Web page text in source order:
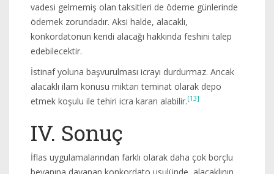
vadesi gelmemiş olan taksitleri de ödeme günlerinde
ödemek zorundadır. Aksi halde, alacaklı,
konkordatonun kendi alacağı hakkında feshini talep
edebilecektir.
İstinaf yoluna başvurulması icrayı durdurmaz. Ancak
alacaklı ilam konusu miktarı teminat olarak depo
etmek koşulu ile tehiri icra kararı alabilir.[13]
IV. Sonuç
İflas uygulamalarından farklı olarak daha çok borçlu
beyanına dayanan konkordato usulünde, alacaklının